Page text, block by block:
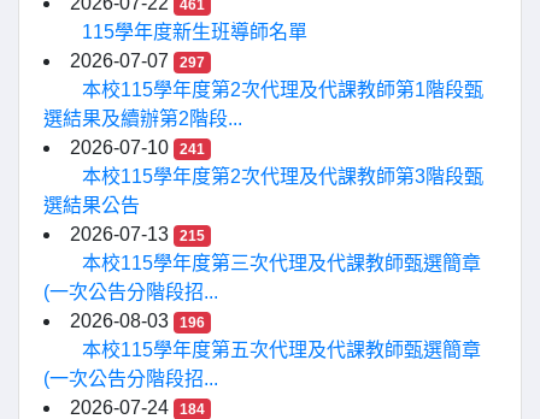
461
115學年度新生班導師名單
2026-07-07
297
本校115學年度第2次代理及代課教師第1階段甄
選結果及續辦第2階段...
2026-07-10
241
本校115學年度第2次代理及代課教師第3階段甄
選結果公告
2026-07-13
215
本校115學年度第三次代理及代課教師甄選簡章
(一次公告分階段招...
2026-08-03
196
本校115學年度第五次代理及代課教師甄選簡章
(一次公告分階段招...
2026-07-24
184